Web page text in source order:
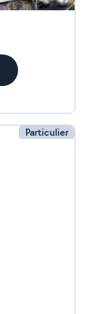
Particulier